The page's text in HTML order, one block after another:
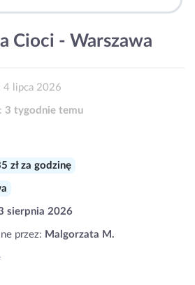
Cioci - Warszawa
4 lipca 2026
3 tygodnie temu
zł za godzinę
sierpnia 2026
przez: Malgorzata M.